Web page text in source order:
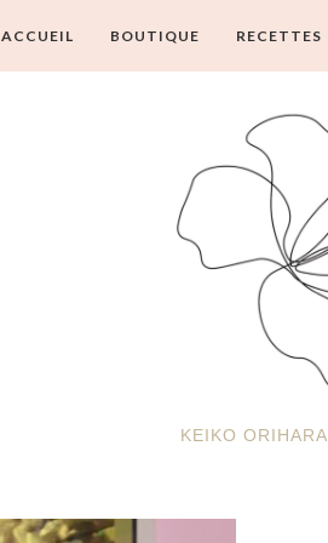
ACCUEIL BOUTIQUE RECETTES
KEIKO ORIHARA